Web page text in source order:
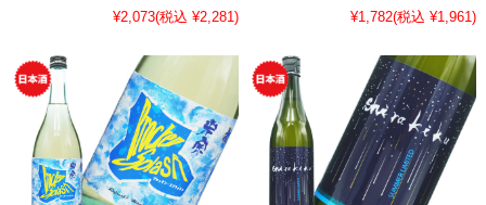
¥2,073(税込 ¥2,281)
¥1,782(税込 ¥1,961)